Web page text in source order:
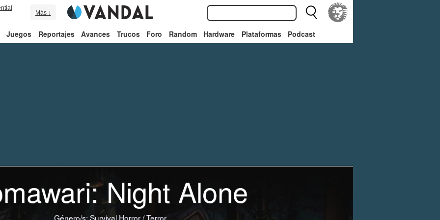
Más ↓
Juegos Reportajes Avances Trucos Foro Random Hardware Plataformas Podcast
Night Alone
Género/s:Survival Horror/Terror